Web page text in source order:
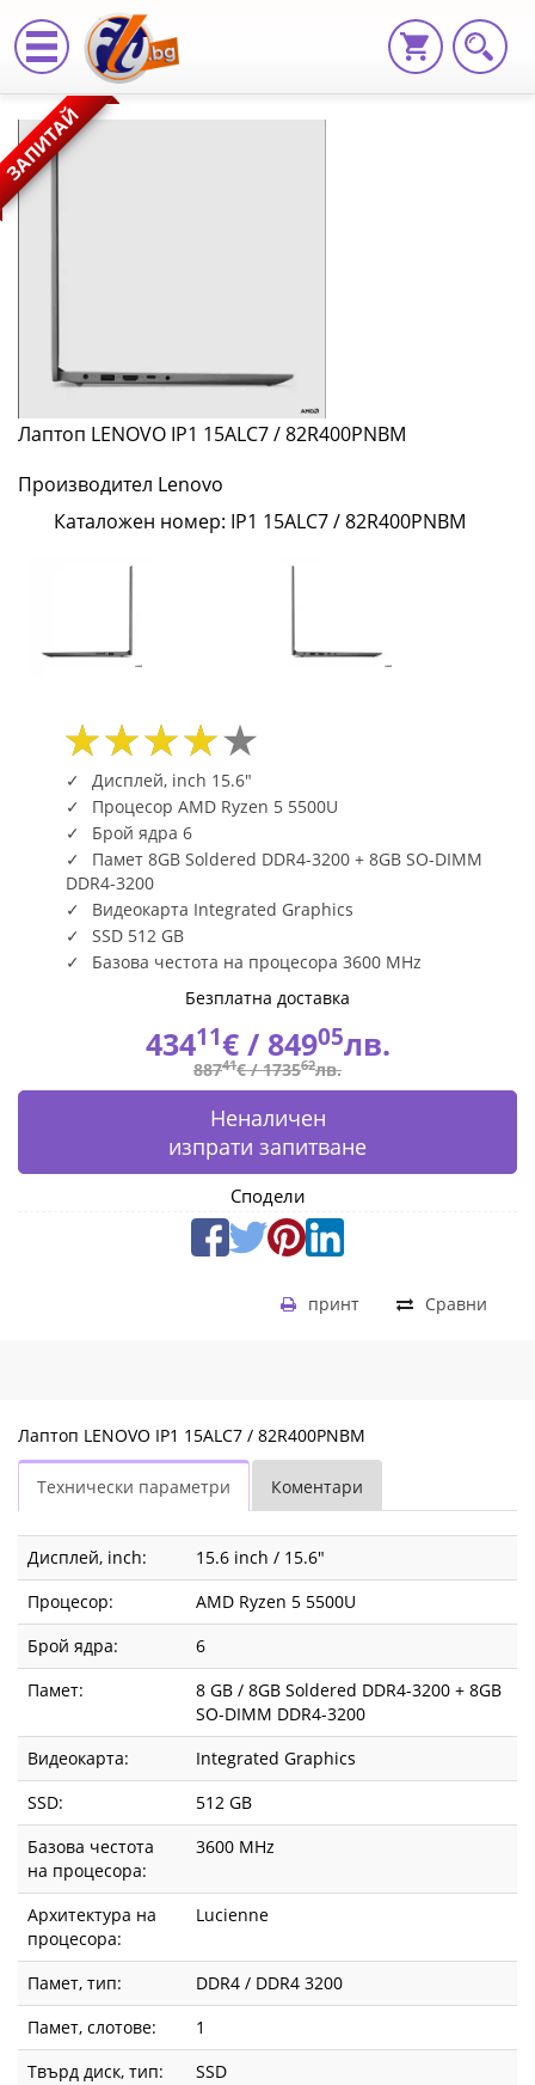
Лаптоп
LENOVO
IP1
15ALC7
/
82R400PNBM
Fly.bg
ЗАПИТАЙ
Лаптоп LENOVO IP1 15ALC7 / 82R400PNBM
Производител Lenovo
Каталожен номер: IP1 15ALC7 / 82R400PNBM
Дисплей, inch 15.6"
Процесор AMD Ryzen 5 5500U
Брой ядра 6
Памет 8GB Soldered DDR4-3200 + 8GB SO-DIMM
DDR4-3200
Видеокарта Integrated Graphics
SSD 512 GB
Базова честота на процесора 3600 MHz
Безплатна доставка
43411€ / 84905лв.
88741€ /173562лв.
Неналичен
изпрати запитване
Сподели
Сравни
принт
Лаптоп LENOVO IP1 15ALC7 / 82R400PNBM
Технически параметри Коментари
Дисплей, inch:
15.6 inch / 15.6"
Процесор:
AMD Ryzen 5 5500U
Брой ядра:
6
Памет:
8 GB / 8GB Soldered DDR4-3200 + 8GB
SO-DIMM DDR4-3200
Видеокарта:
Integrated Graphics
SSD:
512 GB
Базова честота
на процесора:
3600 MHz
Архитектура на
процесора:
Lucienne
Памет, тип:
DDR4 / DDR4 3200
Памет, слотове:
1
Твърд диск, тип:
SSD